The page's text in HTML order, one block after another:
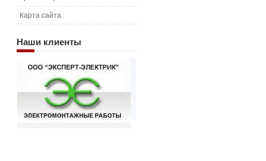
Карта сайта
Наши клиенты